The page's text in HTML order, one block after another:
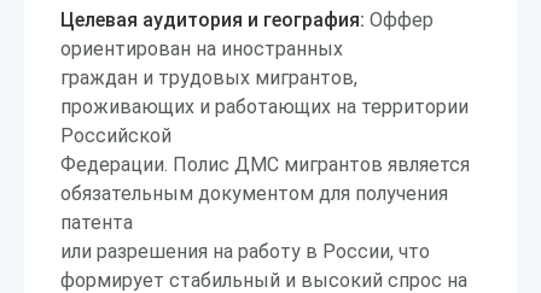
Целевая аудитория и география: Оффер
ориентирован на иностранных
граждан и трудовых мигрантов,
проживающих и работающих на территории
Российской
Федерации. Полис ДМС мигрантов является
обязательным документом для получения
патента
или разрешения на работу в России, что
формирует стабильный и высокий спрос на